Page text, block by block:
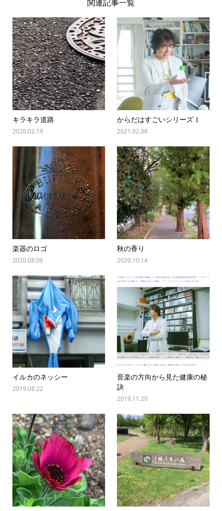
関連記事一覧
キラキラ道路
2020.02.19
からだはすごいシリーズ 1
2021.02.08
楽器のロゴ
2020.08.06
秋の香り
2020.10.14
イルカのネッシー
2019.08.22
音楽の方向から見た健康の秘
訣
2019.11.20